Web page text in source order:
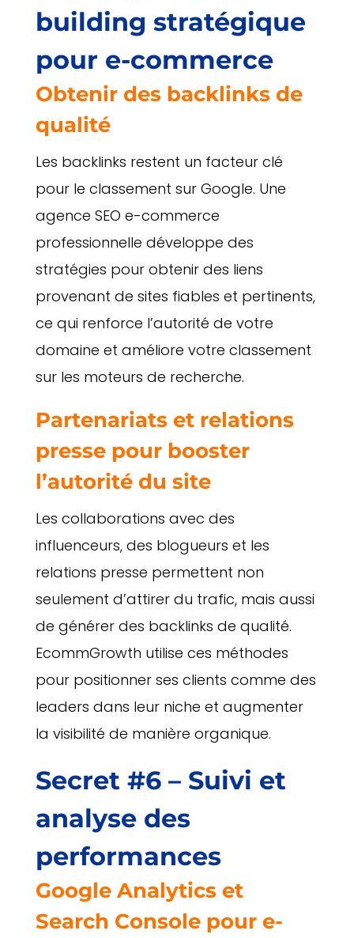
building stratégique
pour e-commerce
Obtenir des backlinks de
qualité
Les backlinks restent un facteur clé
pour le classement sur Google. Une
agence SEO e-commerce
professionnelle développe des
stratégies pour obtenir des liens
provenant de sites fiables et pertinents,
ce qui renforce l’autorité de votre
domaine et améliore votre classement
sur les moteurs de recherche.
Partenariats et relations
presse pour booster
l’autorité du site
Les collaborations avec des
influenceurs, des blogueurs et les
relations presse permettent non
seulement d’attirer du trafic, mais aussi
de générer des backlinks de qualité.
EcommGrowth utilise ces méthodes
pour positionner ses clients comme des
leaders dans leur niche et augmenter
la visibilité de manière organique.
Secret #6 – Suivi et
analyse des
performances
Google Analytics et
Search Console pour e-